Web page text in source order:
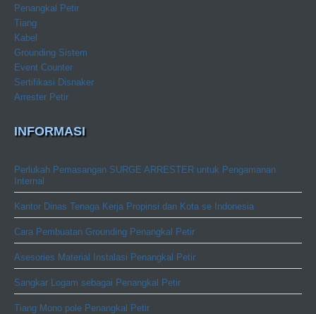
Penangkal Petir
Tiang
Kabel
Grounding Sistem
Event Counter
Sertifikasi Disnaker
Arrester Petir
INFORMASI
Perlukah Pemasangan SURGE ARRESTER untuk Pengamanan
Internal
Kantor Dinas Tenaga Kerja Propinsi dan Kota se Indonesia
Cara Pembuatan Grounding Penangkal Petir
Asesories Material Instalasi Penangkal Petir
Sangkar Logam sebagai Penangkal Petir
Tiang Mono pole Penangkal Petir